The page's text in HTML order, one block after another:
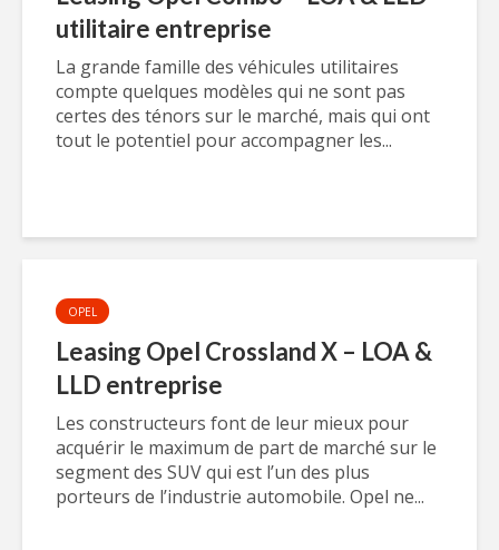
utilitaire entreprise
La grande famille des véhicules utilitaires
compte quelques modèles qui ne sont pas
certes des ténors sur le marché, mais qui ont
tout le potentiel pour accompagner les...
OPEL
Leasing Opel Crossland X – LOA &
LLD entreprise
Les constructeurs font de leur mieux pour
acquérir le maximum de part de marché sur le
segment des SUV qui est l’un des plus
porteurs de l’industrie automobile. Opel ne...